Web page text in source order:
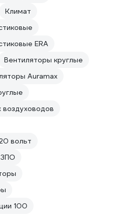
Климат
ERA
Вентиляторы круглые
Auramax
воздуховодов
вольт
100